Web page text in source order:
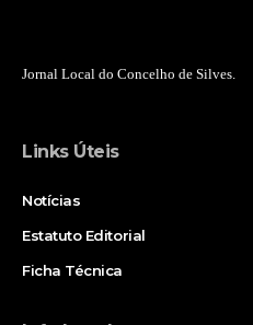
Jornal Local do Concelho de Silves.
Links Úteis
Notícias
Estatuto Editorial
Ficha Técnica